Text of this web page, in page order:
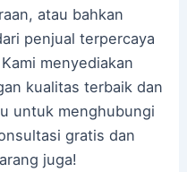
atau bahkan
penjual terpercaya
menyediakan
kualitas terbaik dan
untuk menghubungi
gratis dan
juga!